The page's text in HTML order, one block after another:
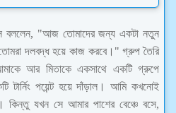
বললেন, "আজ তোমাদের জন্য একটা নতুন
দলবদ্ধ হয়ে কাজ করবে।" গ্রুপ তৈরি
আর মিতাকে একসাথে একটি গ্রুপে
টার্নিং পয়েন্ট হয়ে দাঁড়াল। আমি কখনোই
কিন্তু যখন সে আমার পাশের বেঞ্চে বসে,